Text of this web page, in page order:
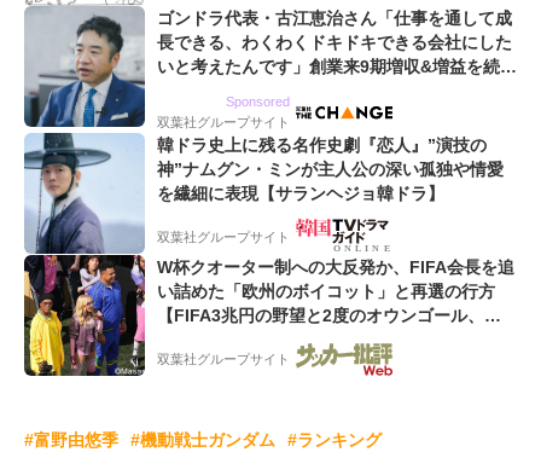
ゴンドラ代表・古江恵治さん「仕事を通して成
長できる、わくわくドキドキできる会社にした
いと考えたんです」創業来9期増収&増益を続け
Sponsored
双葉社グループサイト
韓ドラ史上に残る名作史劇『恋人』”演技の
神”ナムグン・ミンが主人公の深い孤独や情愛
を繊細に表現【サランヘジョ韓ドラ】
双葉社グループサイト
W杯クオーター制への大反発か、FIFA会長を追
い詰めた「欧州のボイコット」と再選の行方
【FIFA3兆円の野望と2度のオウンゴール、来
双葉社グループサイト
#富野由悠季 #機動戦士ガンダム #ランキング